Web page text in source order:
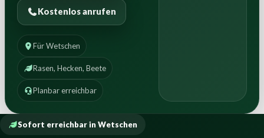
Kostenlos anrufen
Für Wetschen
Rasen, Hecken, Beete
Planbar erreichbar
Sofort erreichbar in Wetschen